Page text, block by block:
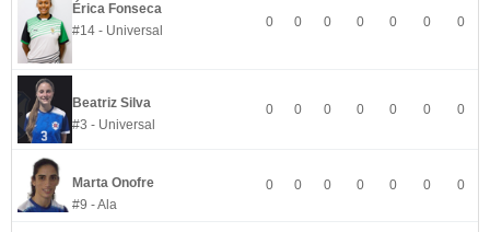
Érica Fonseca
#14 - Universal
0 0 0 0 0 0 0
Beatriz Silva
#3 - Universal
0 0 0 0 0 0 0
Marta Onofre
#9 - Ala
0 0 0 0 0 0 0